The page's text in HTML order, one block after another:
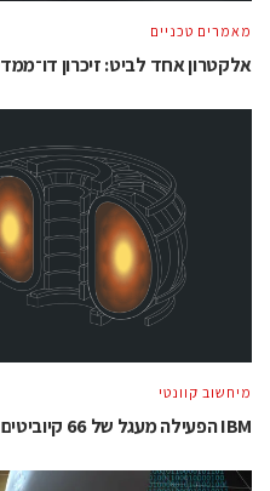
מאמרים טכניים
אלקטרון אחד לביט: זיכרון
מיחשוב קוונטי
IBM הפעילה מעגל של 66 קיוביטים בחישוב חומר למעטפת כור היתוך